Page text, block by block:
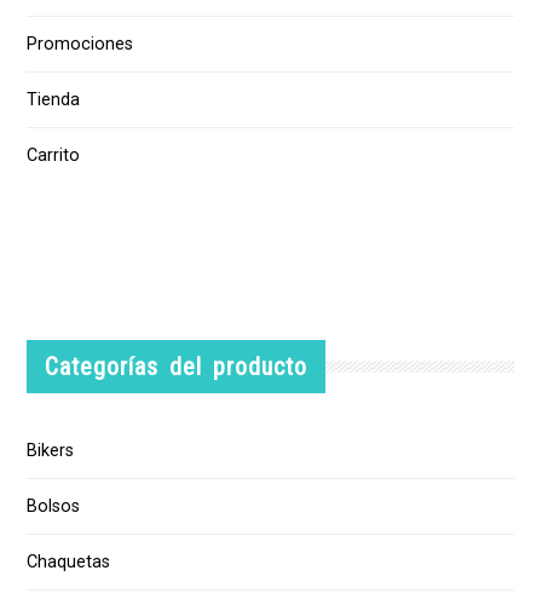
Promociones
Tienda
Carrito
Categorías del producto
Bikers
Bolsos
Chaquetas